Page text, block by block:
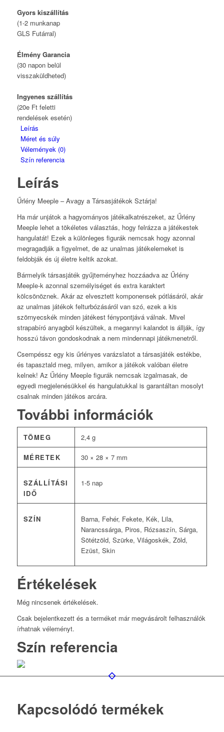
Gyors kiszállítás
(1-2 munkanap
GLS Futárral)
Élmény Garancia
(30 napon belül
visszaküldheted)
Ingyenes szállítás
(20e Ft feletti
rendelések esetén)
Leírás
Méret és súly
Vélemények (0)
Szín referencia
Leírás
Űrlény Meeple – Avagy a Társasjátékok Sztárja!
Ha már unjátok a hagyományos játékalkatrészeket, az Űrlény
Meeple lehet a tökéletes választás, hogy felrázza a játékestek
hangulatát! Ezek a különleges figurák nemcsak hogy azonnal
megragadják a figyelmet, de az unalmas játékelemeket is
feldobják és új életre keltik azokat.
Bármelyik társasjáték gyűjteményhez hozzáadva az Űrlény
Meeple-k azonnal személyiséget és extra karaktert
kölcsönöznek. Akár az elvesztett komponensek pótlásáról, akár
az unalmas játékok felturbózásáról van szó, ezek a kis
szörnyecskék minden játékest fénypontjává válnak. Mivel
strapabíró anyagból készültek, a megannyi kalandot is állják, így
hosszú távon gondoskodnak a nem mindennapi játékmenetről.
Csempéssz egy kis űrlényes varázslatot a társasjáték estékbe,
és tapasztald meg, milyen, amikor a játékok valóban életre
kelnek! Az Űrlény Meeple figurák nemcsak izgalmasak, de
egyedi megjelenésükkel és hangulatukkal is garantáltan mosolyt
csalnak minden játékos arcára.
További információk
TÖMEG 2,4 g
MÉRETEK 30 × 28 × 7 mm
SZÁLLÍTÁSI
IDŐ
1-5 nap
SZÍN
Barna, Fehér, Fekete, Kék, Lila,
Narancssárga, Piros, Rózsaszín, Sárga,
Sötétzöld, Szürke, Világoskék, Zöld,
Ezüst, Skin
Értékelések
Még nincsenek értékelések.
Csak bejelentkezett és a terméket már megvásárolt felhasználók
írhatnak véleményt.
Szín referencia
Kapcsolódó termékek